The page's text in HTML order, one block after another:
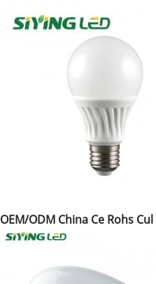
OEM/ODM China Ce Rohs